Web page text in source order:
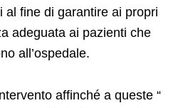
al fine di garantire ai propri
adeguata ai pazienti che
all’ospedale.
affinché a queste “